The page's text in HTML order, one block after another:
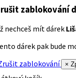
zablokování
nechceš mít dárek
dárek pak bude
zablokování
×